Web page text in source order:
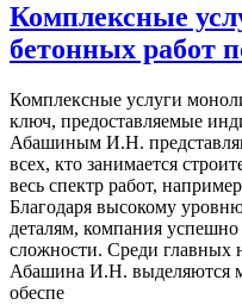
Комплексные
бетонных работ
Комплексные услуги
ключ, предоставляемые
Абашиным И.Н.
всех, кто занимается
весь спектр работ,
Благодаря высокому
деталям, компания успешно
сложности. Среди главных
Абашина И.Н. выделяются
обеспе